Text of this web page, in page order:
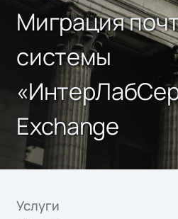
Миграция
системы
Exchange
Услуги